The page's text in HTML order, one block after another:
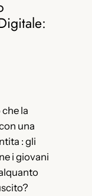
la
una
: gli
i giovani